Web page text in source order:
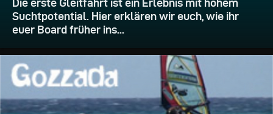
Die erste Gleitfahrt ist ein Erlebnis mit hohem
Suchtpotential. Hier erklären wir euch, wie ihr
euer Board früher ins...